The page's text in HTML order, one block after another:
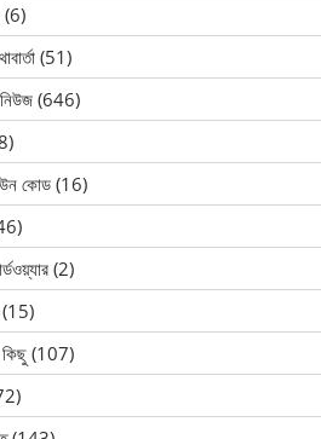
(6)
(51)
(646)
কোড(16)
(2)
(15)
(107)